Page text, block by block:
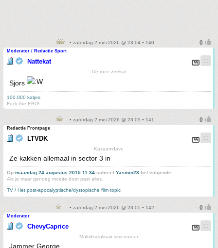
• zaterdag 2 mei 2026 @ 23:04 • 140
Moderator / Redactie Sport
Nattekat
De roze zeekat
Sjors
100.000 katjes
Fuck the EBU!
• zaterdag 2 mei 2026 @ 23:05 • 141
Redactie Frontpage
LTVDK
Kazaamdavu
Ze kakken allemaal in sector 3 in
Op maandag 24 augustus 2015 11:34 schreefYasmin23 het volgende:
Als je maar genoeg moeite doet past alles.
TV / Het post-apocalyptische/dystopische film topic
• zaterdag 2 mei 2026 @ 23:05 • 142
Moderator
ChevyCaprice
Multidisciplinair simcoureur
Jammer George